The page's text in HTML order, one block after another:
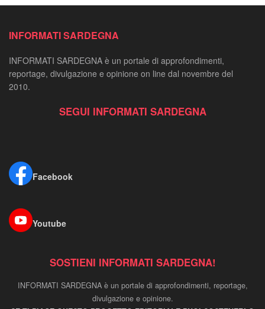
INFORMATI SARDEGNA
INFORMATI SARDEGNA è un portale di approfondimenti,
reportage, divulgazione e opinione on line dal novembre del
2010.
SEGUI INFORMATI SARDEGNA
Facebook
Youtube
SOSTIENI INFORMATI SARDEGNA!
INFORMATI SARDEGNA è un portale di approfondimenti, reportage,
divulgazione e opinione.